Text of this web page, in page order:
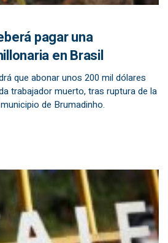
pagar una
en Brasil
que abonar unos 200 mil dólares
trabajador muerto, tras ruptura de la
de Brumadinho.